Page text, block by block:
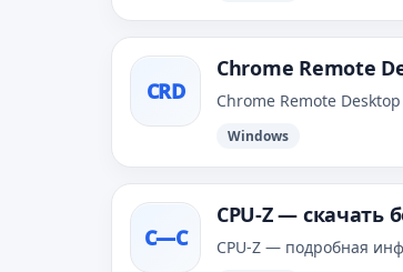
CRD
Chrome Remote
Chrome Remote
Windows
C—С
CPU‑Z — скачать
CPU‑Z — подробная